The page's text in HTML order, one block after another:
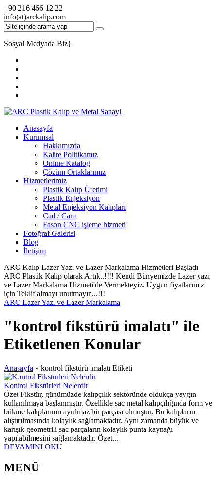
+90 216 466 12 22
info(at)arckalip.com
Sosyal Medyada Biz}
Anasayfa
Kurumsal
Hakkımızda
Kalite Politikamız
Online Katalog
Çözüm Ortaklarımız
Hizmetlerimiz
Plastik Kalıp Üretimi
Plastik Enjeksiyon
Metal Enjeksiyon Kalıpları
Cad / Cam
Fason CNC işleme hizmeti
Fotoğraf Galerisi
Blog
İletişim
ARC Kalıp Lazer Yazı ve Lazer Markalama Hizmetleri Başladı
ARC Plastik Kalıp olarak Artık..!!!! Kendi Bünyemizde Lazer yazı
ve Lazer Markalama Hizmeti'de Vermekteyiz. Uygun fiyatlarımız
için Teklif almayı unutmayın...!!!
ARC Lazer Yazı ve Lazer Markalama
"kontrol fikstürü imalatı" ile
Etiketlenen Konular
Anasayfa » kontrol fikstürü imalatı Etiketi
Kontrol Fikstürleri Nelerdir
Özet Fikstür, günümüzde kalıpçılık sektöründe oldukça yaygın
kullanılmaya başlanmıştır. Özellikle sac metal kalıpçılığında form ve
bükme kalıplarının ayrılmaz bir parçası olmuştur. Bu kalıpların
alıştırılmasında kolaylık sağlamaktadır. Aynı zamanda büyük ve
karışık geometrili sac parçaların kolaylık punta kaynağı
yapılabilmesini sağlamaktadır. Özet...
DEVAMINI OKU
MENÜ